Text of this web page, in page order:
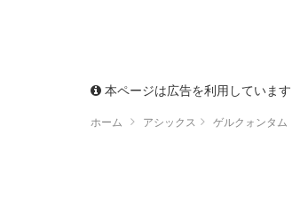
本ページは広告を利用しています
ホーム アシックス ゲルクォンタム